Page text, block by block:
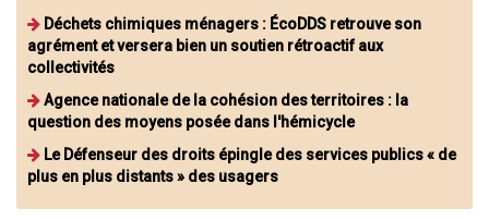
Déchets chimiques ménagers : ÉcoDDS retrouve son
agrément et versera bien un soutien rétroactif aux
collectivités
Agence nationale de la cohésion des territoires : la
question des moyens posée dans l'hémicycle
Le Défenseur des droits épingle des services publics « de
plus en plus distants » des usagers